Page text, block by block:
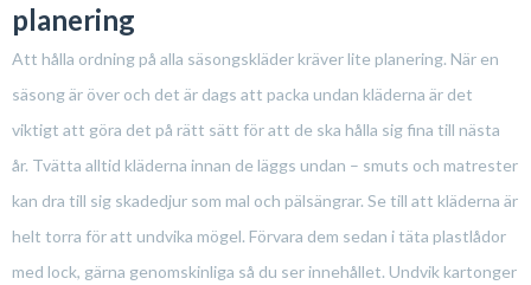
planering
Att hålla ordning på alla säsongskläder kräver lite planering. När en
säsong är över och det är dags att packa undan kläderna är det
viktigt att göra det på rätt sätt för att de ska hålla sig fina till nästa
år. Tvätta alltid kläderna innan de läggs undan – smuts och matrester
kan dra till sig skadedjur som mal och pälsängrar. Se till att kläderna är
helt torra för att undvika mögel. Förvara dem sedan i täta plastlådor
med lock, gärna genomskinliga så du ser innehållet. Undvik kartonger